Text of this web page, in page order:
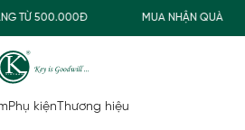
TỪ 500.000Đ MUA NHẬN QUÀ
Phụ kiện Thương hiệu